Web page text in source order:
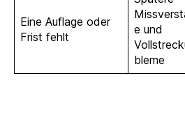
Eine Auflage oder
Frist fehlt
e und
bleme